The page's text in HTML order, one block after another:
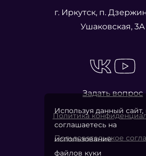
г. Иркутск, п.
Ушаковская, 3А
Задать вопрос
Политика
Пользовательское
Используя данный сайт,
соглашаетесь на
использование
файлов куки